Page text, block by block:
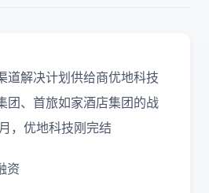
道解决计划供给商优地科技
团、首旅如家酒店集团的战
，优地科技刚完结
资